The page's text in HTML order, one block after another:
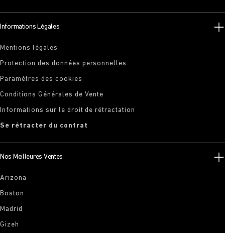
Informations Légales
Mentions légales
Protection des données personnelles
Paramètres des cookies
Conditions Générales de Vente
Informations sur le droit de rétractation
Se rétracter du contrat
Nos Meilleures Ventes
Arizona
Boston
Madrid
Gizeh